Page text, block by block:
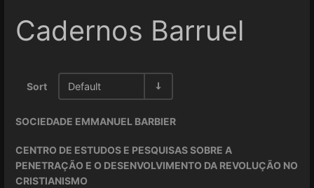
Cadernos Barruel
Sort Default
SOCIEDADE EMMANUEL BARBIER
CENTRO DE ESTUDOS E PESQUISAS SOBRE A
PENETRAÇÃO E O DESENVOLVIMENTO DA REVOLUÇÃO NO
CRISTIANISMO